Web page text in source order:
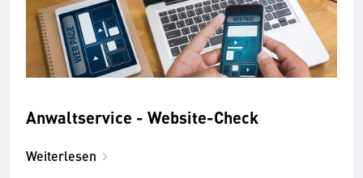
Anwaltservice - Website-Check
Weiterlesen